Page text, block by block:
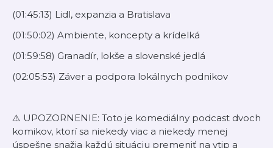
(01:45:13) Lidl, expanzia a Bratislava
(01:50:02) Ambiente, koncepty a krídelká
(01:59:58) Granadír, lokše a slovenské jedlá
(02:05:53) Záver a podpora lokálnych podnikov
⚠️ UPOZORNENIE: Toto je komediálny podcast dvoch
komikov, ktorí sa niekedy viac a niekedy menej
úspešne snažia každú situáciu premeniť na vtip a